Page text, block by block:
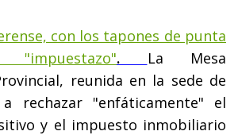
con los tapones de punta
.
La Mesa
reunida en la sede de
a rechazar "enfáticamente" el
y el impuesto inmobiliario